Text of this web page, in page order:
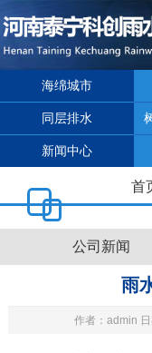
海绵城市
同层排水
新闻中心
首
公司新闻
雨
作者：admin